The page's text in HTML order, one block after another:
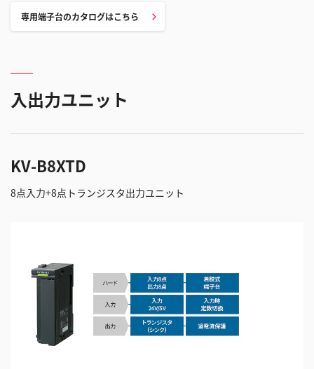
専用端子台のカタログはこちら
入出力ユニット
KV-B8XTD
8点入力+8点トランジスタ出力ユニット